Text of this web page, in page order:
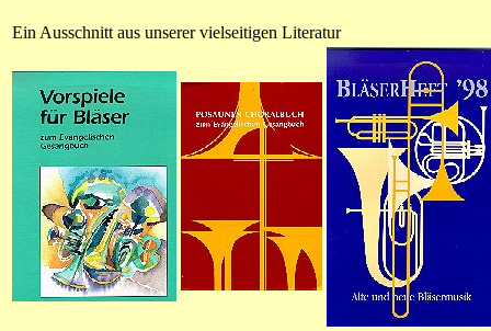
Ein Ausschnitt aus unserer vielseitigen Literatur